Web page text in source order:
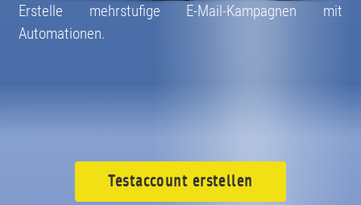
Erstelle mehrstufige E-Mail-Kampagnen mit
Automationen.
Testaccount erstellen